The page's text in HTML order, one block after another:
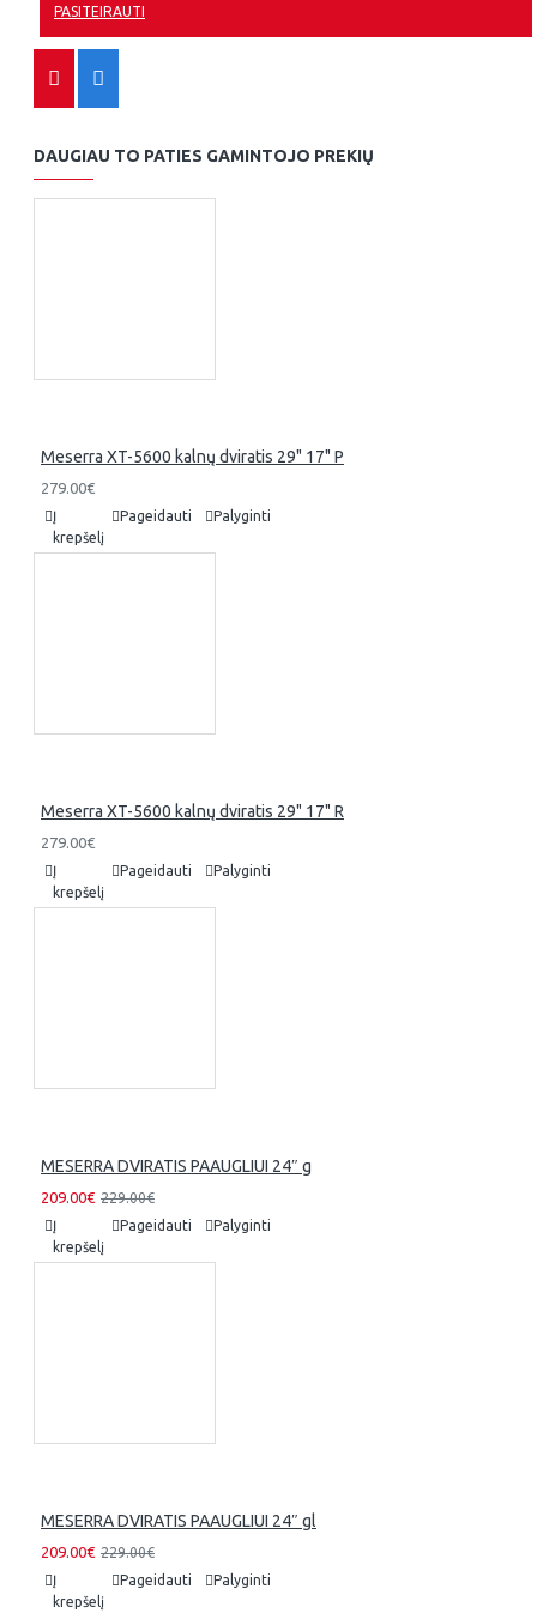
PASITEIRAUTI
DAUGIAU TO PATIES GAMINTOJO PREKIŲ
Meserra XT-5600 kalnų dviratis 29" 17" P
279.00€
Į
krepšelį
Pageidauti Palyginti
Meserra XT-5600 kalnų dviratis 29" 17" R
279.00€
Į
krepšelį
Pageidauti Palyginti
MESERRA DVIRATIS PAAUGLIUI 24″ g
209.00€ 229.00€
Į
krepšelį
Pageidauti Palyginti
MESERRA DVIRATIS PAAUGLIUI 24″ gl
209.00€ 229.00€
Į
krepšelį
Pageidauti Palyginti